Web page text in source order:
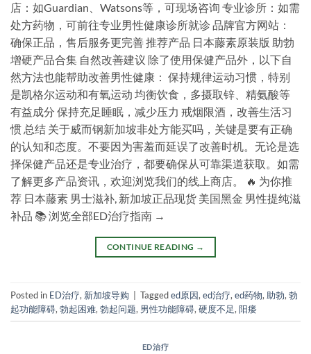
店：如Guardian、Watsons等，可现场咨询 专业诊所：如需
处方药物，可前往专业男性健康诊所就诊 品牌官方网站：
确保正品，售后服务更完善 推荐产品 日本藤素原装版 助勃
增硬产品合集 自然改善建议 除了使用保健产品外，以下自
然方法也能帮助改善男性健康： 保持规律运动习惯，特别
是凯格尔运动和有氧运动 均衡饮食，多摄取锌、精氨酸等
有益成分 保持充足睡眠，减少压力 戒烟限酒，改善生活习
惯 总结 关于威而钢新加坡非处方能买吗，关键是要有正确
的认知和态度。不要因为害羞而延误了改善时机。无论是选
择保健产品还是专业治疗，都要确保从可靠渠道获取。如需
了解更多产品资讯，欢迎浏览我们的线上商店。 🔥 为你推
荐 日本藤素 男士滋补, 新加坡正品现货 美国黑金 男性提纯滋
补品 📚 浏览全部ED治疗指南 →
CONTINUE READING →
Posted in ED治疗, 新加坡导购 Taggeded原因, ed治疗, ed药物, 助勃, 勃
起功能障碍, 勃起困难, 勃起问题, 男性功能障碍, 硬度不足, 阳痿
ED治疗